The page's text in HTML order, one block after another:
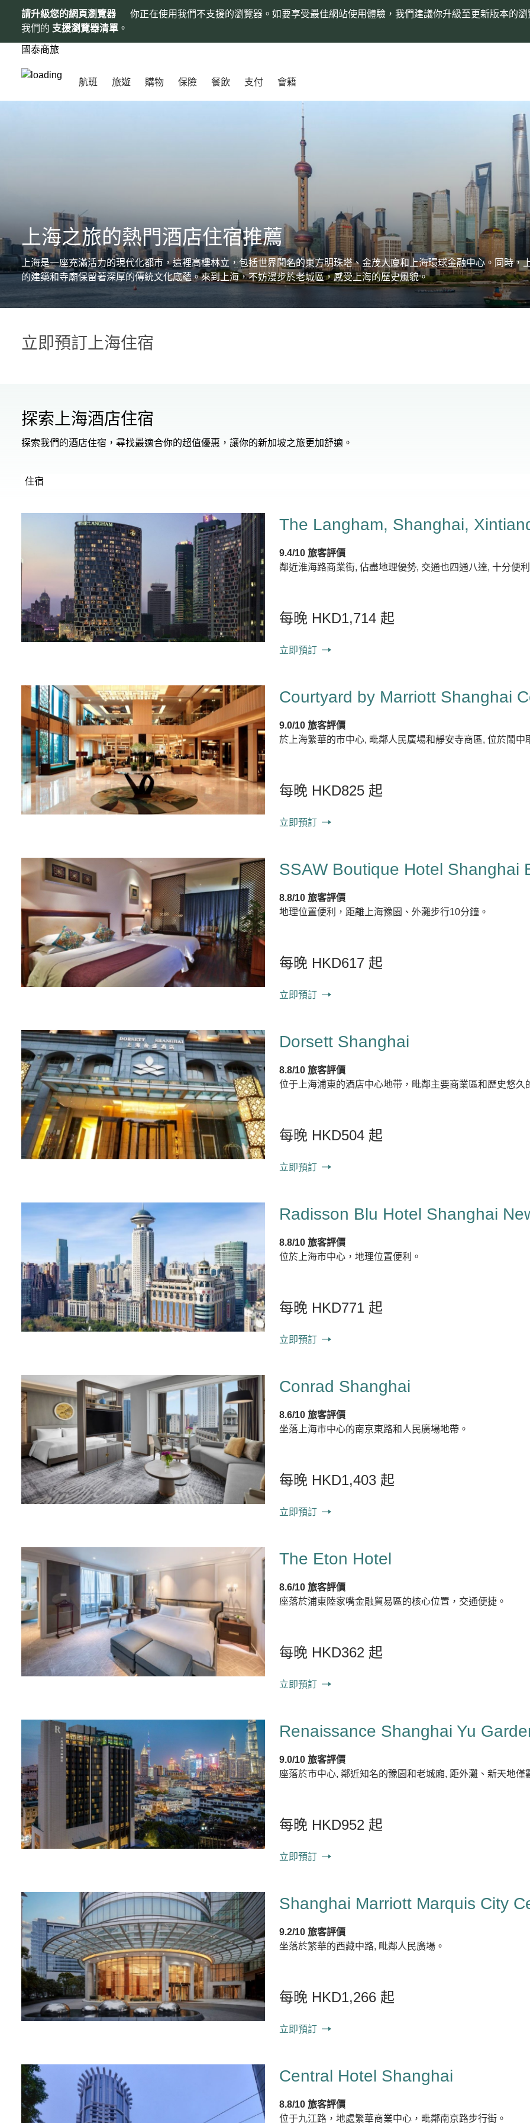
請升級您的網頁瀏覽器
你正在使用我們不支援的瀏覽器。如要享受最佳網站使用體驗，我們建議你升級至更新版本的
我們的 支援瀏覽器清單 。
國泰商旅
航班 旅遊 購物 保險 餐飲 支付 會籍
上海之旅的熱門酒店住宿推薦
上海是一座充滿活力的現代化都市，這裡高樓林立，包括世界聞名的東方明珠塔、金茂大廈和上海環球金融中心。同時，
的建築和寺廟保留著深厚的傳統文化底蘊。來到上海，不妨漫步於老城區，感受上海的歷史風貌。
立即預訂上海住宿
探索上海酒店住宿
探索我們的酒店住宿，尋找最適合你的超值優惠，讓你的新加坡之旅更加舒適。
住宿
The Langham, Shanghai,
9.4/10 旅客評價
鄰近淮海路商業街, 佔盡地理優勢, 交通也四通八達, 十分便
每晚 HKD1,714 起
立即預訂
Courtyard by Marriott Shanghai
9.0/10 旅客評價
於上海繁華的市中心, 毗鄰人民廣場和靜安寺商區, 位於鬧中
每晚 HKD825 起
立即預訂
SSAW Boutique Hotel Shanghai
8.8/10 旅客評價
地理位置便利，距離上海豫園、外灘步行10分鐘。
每晚 HKD617 起
立即預訂
Dorsett Shanghai
8.8/10 旅客評價
位于上海浦東的酒店中心地带，毗鄰主要商業區和歷史悠久
每晚 HKD504 起
立即預訂
Radisson Blu Hotel Shanghai
8.8/10 旅客評價
位於上海市中心，地理位置便利。
每晚 HKD771 起
立即預訂
Conrad Shanghai
8.6/10 旅客評價
坐落上海市中心的南京東路和人民廣場地帶。
每晚 HKD1,403 起
立即預訂
The Eton Hotel
8.6/10 旅客評價
座落於浦東陸家嘴金融貿易區的核心位置，交通便捷。
每晚 HKD362 起
立即預訂
Renaissance Shanghai Yu
9.0/10 旅客評價
座落於市中心, 鄰近知名的豫園和老城廂, 距外灘、新天地僅
每晚 HKD952 起
立即預訂
Shanghai Marriott Marquis City
9.2/10 旅客評價
坐落於繁華的西藏中路, 毗鄰人民廣場。
每晚 HKD1,266 起
立即預訂
Central Hotel Shanghai
8.8/10 旅客評價
位于九江路，地處繁華商業中心，毗鄰南京路步行街。